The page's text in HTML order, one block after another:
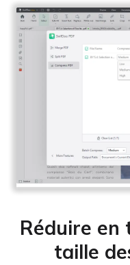
Réduire
taille